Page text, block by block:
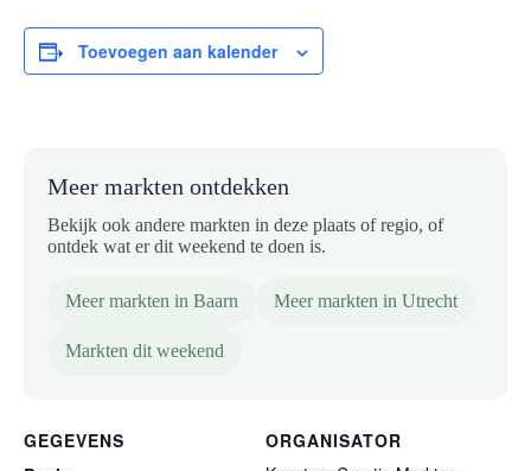
Toevoegen aan kalender
Meer markten ontdekken
Bekijk ook andere markten in deze plaats of regio, of
ontdek wat er dit weekend te doen is.
Meer markten in Baarn Meer markten in Utrecht
Markten dit weekend
GEGEVENS
ORGANISATOR